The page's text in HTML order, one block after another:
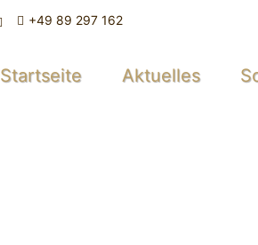
+49 89 297 162
Startseite Aktuelles